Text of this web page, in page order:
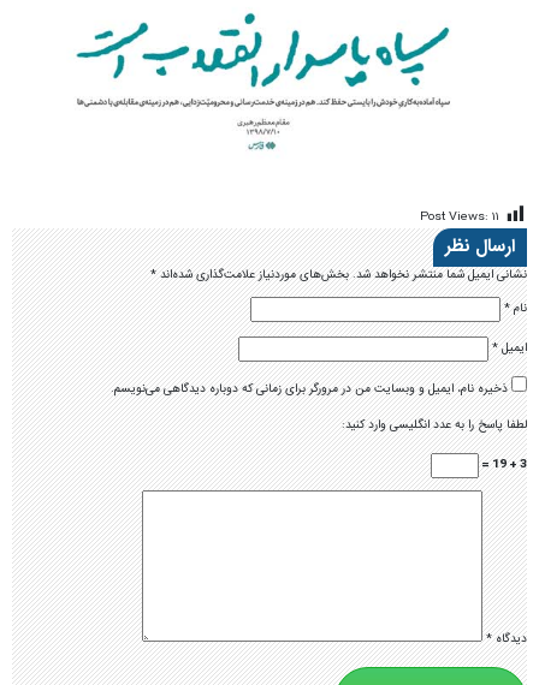
Post Views: ۱۱
ارسال نظر
نشانی ایمیل شما منتشر نخواهد شد.بخش‌های موردنیاز علامت‌گذاری شده‌اند*
نام*
ایمیل*
ذخیره نام، ایمیل و وبسایت من در مرورگر برای زمانی که دوباره دیدگاهی می‌نویسم.
لطفا پاسخ را به عدد انگلیسی وارد کنید:
3 + 19 =
دیدگاه*